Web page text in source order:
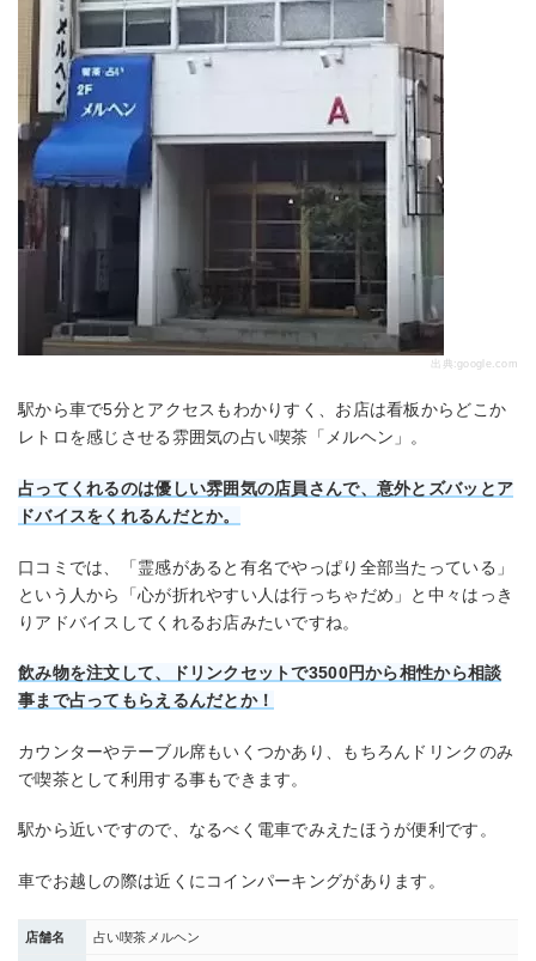
出典:google.com
駅から車で5分とアクセスもわかりすく、お店は看板からどこか
レトロを感じさせる雰囲気の占い喫茶「メルヘン」。
占ってくれるのは優しい雰囲気の店員さんで、意外とズバッとア
ドバイスをくれるんだとか。
口コミでは、「霊感があると有名でやっぱり全部当たっている」
という人から「心が折れやすい人は行っちゃだめ」と中々はっき
りアドバイスしてくれるお店みたいですね。
飲み物を注文して、ドリンクセットで3500円から相性から相談
事まで占ってもらえるんだとか！
カウンターやテーブル席もいくつかあり、もちろんドリンクのみ
で喫茶として利用する事もできます。
駅から近いですので、なるべく電車でみえたほうが便利です。
車でお越しの際は近くにコインパーキングがあります。
店舗名 占い喫茶メルヘン